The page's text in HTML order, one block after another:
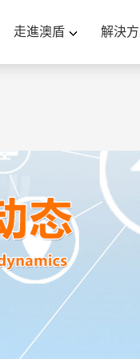
物-国产精品乱码
理论在线-午夜
走進澳盾 解決